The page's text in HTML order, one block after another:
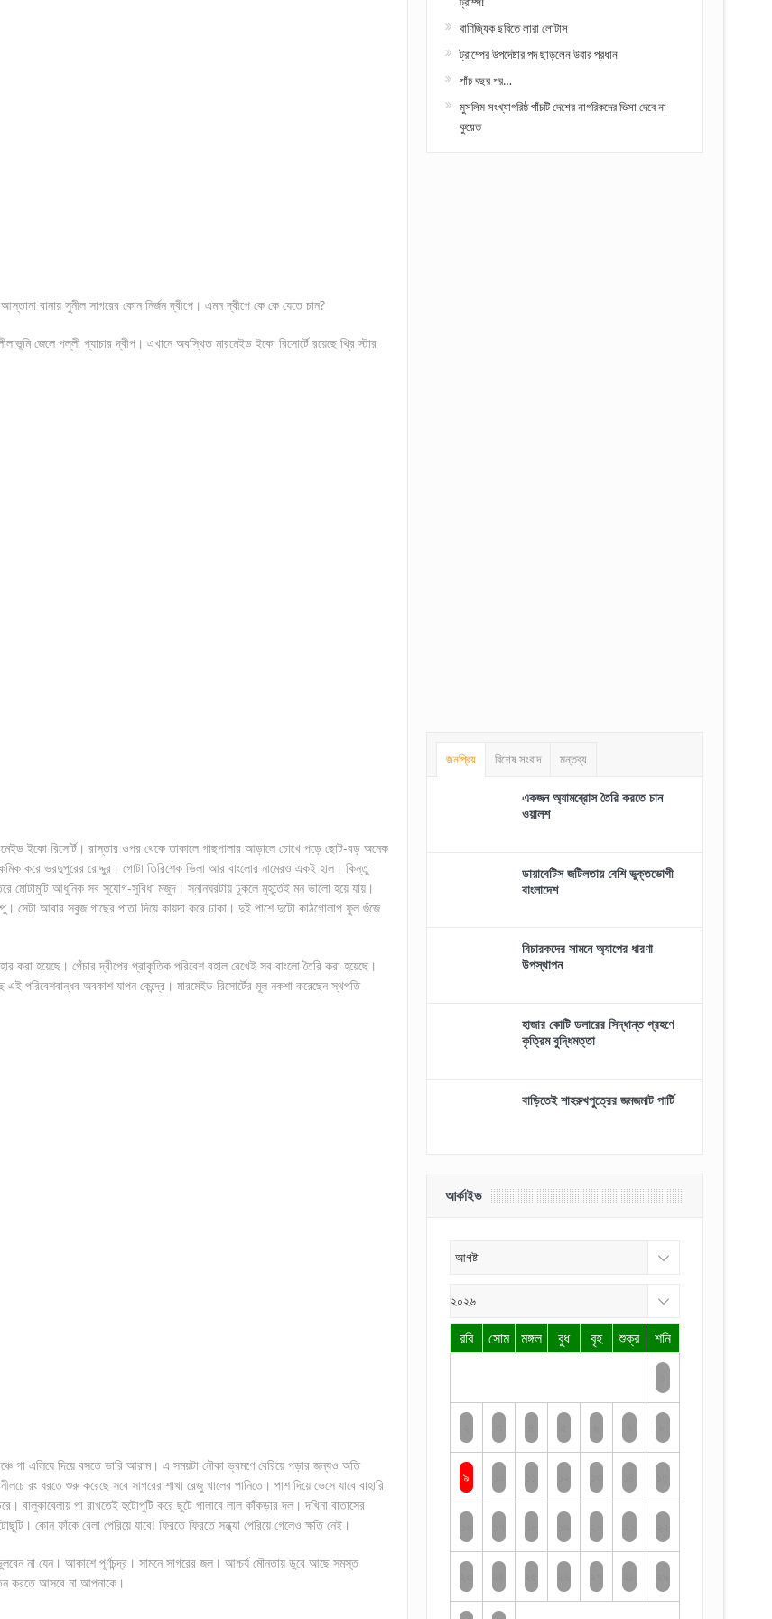
বানায় সুনীল সাগরের কোন নির্জন দ্বীপে। এমন দ্বীপে কে কে যেতে চান?
জেলে পল্লী প্যাচার দ্বীপ। এখানে অবস্থিত মারমেইড ইকো রিসোর্টে রয়েছে থ্রি স্টার
ইকো রিসোর্ট। রাস্তার ওপর থেকে তাকালে গাছপালার আড়ালে চোখে পড়ে ছোট-বড় অনেক
করে ভরদুপুরের রোদ্দুর। গোটা তিরিশেক ভিলা আর বাংলোর নামেরও একই হাল। কিন্তু
আধুনিক সব সুযোগ-সুবিধা মজুদ। স্নানঘরটায় ঢুকলে মুহূর্তেই মন ভালো হয়ে যায়।
সেটা আবার সবুজ গাছের পাতা দিয়ে কায়দা করে ঢাকা। দুই পাশে দুটো কাঠগোলাপ ফুল গুঁজে
হয়েছে। পেঁচার দ্বীপের প্রাকৃতিক পরিবেশ বহাল রেখেই সব বাংলো তৈরি করা হয়েছে।
পরিবেশবান্ধব অবকাশ যাপন কেন্দ্রে। মারমেইড রিসোর্টের মূল নকশা করেছেন স্থপতি
গা এলিয়ে দিয়ে বসতে ভারি আরাম। এ সময়টা নৌকা ভ্রমণে বেরিয়ে পড়ার জন্যও অতি
রং ধরতে শুরু করেছে সবে সাগরের শাখা রেজু খালের পানিতে। পাশ দিয়ে ভেসে যাবে বাহারি
পা রাখতেই হুটোপুটি করে ছুটে পালাবে লাল কাঁকড়ার দল। দখিনা বাতাসের
কোন ফাঁকে বেলা পেরিয়ে যাবে! ফিরতে ফিরতে সন্ধ্যা পেরিয়ে গেলেও ক্ষতি নেই।
না যেন। আকাশে পূর্ণচন্দ্র। সামনে সাগরের জল। আশ্চর্য মৌনতায় ডুবে আছে সমস্ত
করতে আসবে না আপনাকে।
বাণিজ্যিক ছবিতে লারা লোটাস
ট্রাম্পের উপদেষ্টার পদ ছাড়লেন উবার প্রধান
পাঁচ বছর পর…
মুসলিম সংখ্যাগরিষ্ঠ পাঁচটি দেশের নাগরিকদের ভিসা দেবে না
কুয়েত
জনপ্রিয় বিশেষ সংবাদ মন্তব্য
একজন অ্যামব্রোস তৈরি করতে চান
ওয়ালশ
ডায়াবেটিস জটিলতায় বেশি ভুক্তভোগী
বাংলাদেশ
বিচারকদের সামনে অ্যাপের ধারণা
উপস্থাপন
হাজার কোটি ডলারের সিদ্ধান্ত গ্রহণে
কৃত্রিম বুদ্ধিমত্তা
বাড়িতেই শাহরুখপুত্রের জমজমাট পার্টি
আর্কাইভ
রবি সোম মঙ্গল বুধ বৃহ শুক্র শনি
৯